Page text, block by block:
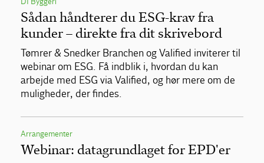
Sådan håndterer du ESG-krav fra
kunder – direkte fra dit skrivebord
Tømrer & Snedker Branchen og Valified inviterer til
webinar om ESG. Få indblik i, hvordan du kan
arbejde med ESG via Valified, og hør mere om de
muligheder, der findes.
Arrangementer
Webinar: datagrundlaget for EPD'er